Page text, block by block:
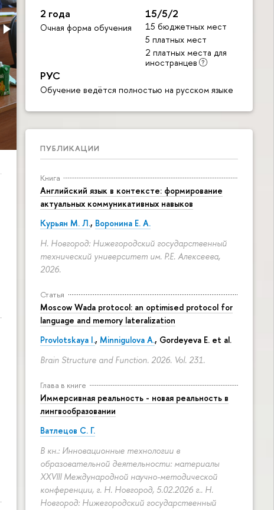
2 года
Очная форма обучения
15/5/2
15 бюджетных мест
5 платных мест
2 платных места для
иностранцев
РУС
Обучение ведётся полностью на русском языке
ПУБЛИКАЦИИ
Книга
Английский язык в контексте: формирование
актуальных коммуникативных навыков
Курьян М. Л., Воронина Е. А.
Н. Новгород: Нижегородский государственный
технический университет им. Р.Е. Алексеева,
2026.
Статья
Moscow Wada protocol: an optimised protocol for
language and memory lateralization
Provlotskaya I., Minnigulova A., Gordeyeva E. et al.
Brain Structure and Function. 2026. Vol. 231.
Глава в книге
Иммерсивная реальность - новая реальность в
лингвообразовании
Ватлецов С. Г.
В кн.: Инновационные технологии в
образовательной деятельности: материалы
XXVIII Международной научно-методической
конференции, г. Н. Новгород, 5.02.2026 г.. Н.
Новгород: Нижегородский государственный